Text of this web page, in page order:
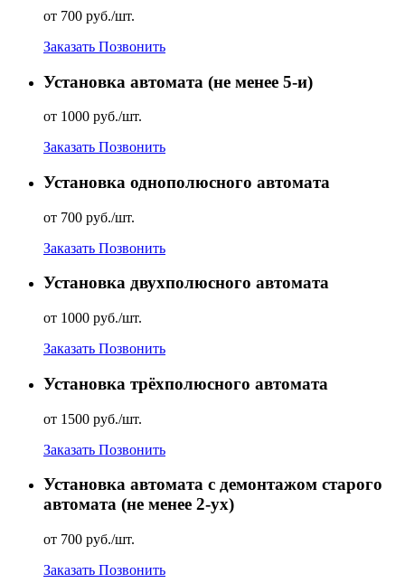
от 700 руб./шт.
Заказать Позвонить
Установка автомата (не менее 5-и)
от 1000 руб./шт.
Заказать Позвонить
Установка однополюсного автомата
от 700 руб./шт.
Заказать Позвонить
Установка двухполюсного автомата
от 1000 руб./шт.
Заказать Позвонить
Установка трёхполюсного автомата
от 1500 руб./шт.
Заказать Позвонить
Установка автомата с демонтажом старого
автомата (не менее 2-ух)
от 700 руб./шт.
Заказать Позвонить